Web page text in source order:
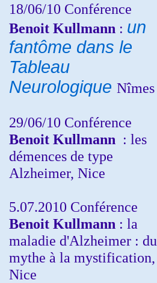
18/06/10 Conférence
Benoit Kullmann : un
fantôme dans le
Tableau
Neurologique Nîmes
29/06/10 Conférence
Benoit Kullmann : les
démences de type
Alzheimer, Nice
5.07.2010 Conférence
Benoit Kullmann : la
maladie d'Alzheimer : du
mythe à la mystification,
Nice